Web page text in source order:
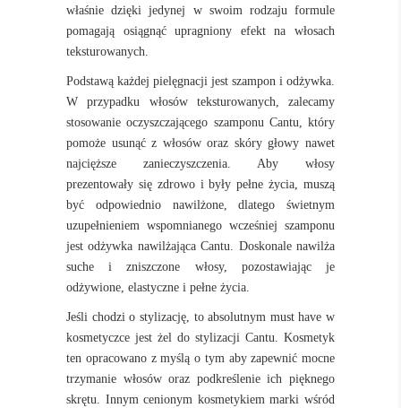
właśnie dzięki jedynej w swoim rodzaju formule
pomagają osiągnąć upragniony efekt na włosach
teksturowanych.
Podstawą każdej pielęgnacji jest szampon i odżywka.
W przypadku włosów teksturowanych, zalecamy
stosowanie oczyszczającego szamponu Cantu, który
pomoże usunąć z włosów oraz skóry głowy nawet
najcięższe zanieczyszczenia. Aby włosy
prezentowały się zdrowo i były pełne życia, muszą
być odpowiednio nawilżone, dlatego świetnym
uzupełnieniem wspomnianego wcześniej szamponu
jest odżywka nawilżająca Cantu. Doskonale nawilża
suche i zniszczone włosy, pozostawiając je
odżywione, elastyczne i pełne życia.
Jeśli chodzi o stylizację, to absolutnym must have w
kosmetyczce jest żel do stylizacji Cantu. Kosmetyk
ten opracowano z myślą o tym aby zapewnić mocne
trzymanie włosów oraz podkreślenie ich pięknego
skrętu. Innym cenionym kosmetykiem marki wśród